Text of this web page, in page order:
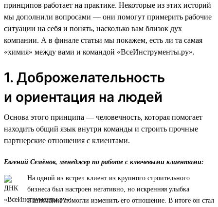
принципов работает на практике. Некоторые из этих историй
мы дополнили вопросами — они помогут примерить рабочие
ситуации на себя и понять, насколько вам близок дух
компании. А в финале статьи мы покажем, есть ли та самая
«химия» между вами и командой «ВсеИнструменты.ру».
1. Доброжелательность
и ориентация на людей
Основа этого принципа — человечность, которая помогает
находить общий язык внутри команды и строить прочные
партнерские отношения с клиентами.
Евгений Семёнов, менеджер по работе с ключевыми клиентами:
На одной из встреч клиент из крупного строительного
бизнеса был настроен негативно, но искренняя улыбка
и внимание помогли изменить его отношение. В итоге он стал